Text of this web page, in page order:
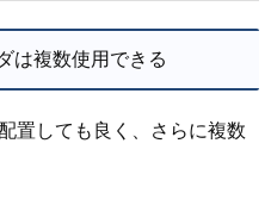
は複数使用できる
置しても良く、さらに複数